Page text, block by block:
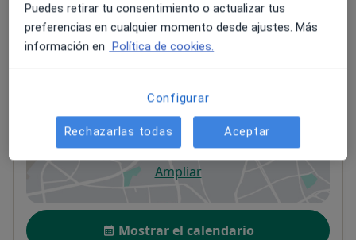
Dirección Online
C. Néstor de la Torre 27, 1ºB,
Canaria35006
Ampliarse abre en una nueva
Disponibilidad
Mostrar el calendario
Puedes retirar tu consentimiento o actualizar tus
preferencias en cualquier momento desde ajustes. Más
información en Política de cookies.
Configurar
Rechazarlas todas Aceptar